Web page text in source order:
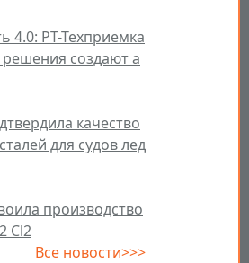
4.0: РТ-Техприемка
создают а
качество
для судов лед
производство
Cl2
Все новости>>>